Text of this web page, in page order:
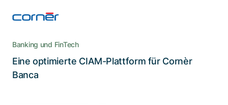
Banking und FinTech
Eine optimierte CIAM-Plattform für Cornèr
Banca